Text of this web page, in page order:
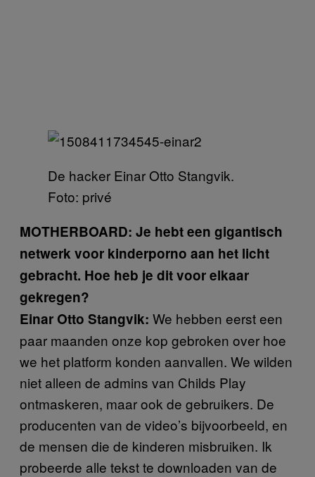
De hacker Einar Otto Stangvik.
Foto: privé
MOTHERBOARD: Je hebt een gigantisch
netwerk voor kinderporno aan het licht
gebracht. Hoe heb je dit voor elkaar
gekregen?
Einar Otto Stangvik: We hebben eerst een
paar maanden onze kop gebroken over hoe
we het platform konden aanvallen. We wilden
niet alleen de admins van Childs Play
ontmaskeren, maar ook de gebruikers. De
producenten van de video’s bijvoorbeeld, en
de mensen die de kinderen misbruiken. Ik
probeerde alle tekst te downloaden van de